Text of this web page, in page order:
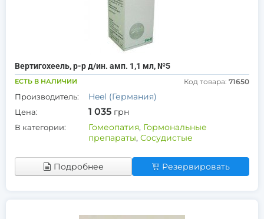
Вертигохеель, р-р д/ин. амп. 1,1 мл, №5
ЕСТЬ В НАЛИЧИИ Код товара: 71650
Производитель: Heel (Германия)
Цена: 1 035 грн
В категории: Гомеопатия, Гормональные
препараты, Сосудистые
Подробнее Резервировать